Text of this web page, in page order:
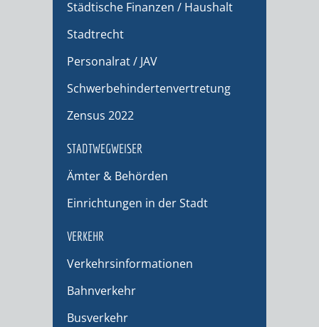
Städtische Finanzen / Haushalt
Stadtrecht
Personalrat / JAV
Schwerbehindertenvertretung
Zensus 2022
STADTWEGWEISER
Ämter & Behörden
Einrichtungen in der Stadt
VERKEHR
Verkehrsinformationen
Bahnverkehr
Busverkehr